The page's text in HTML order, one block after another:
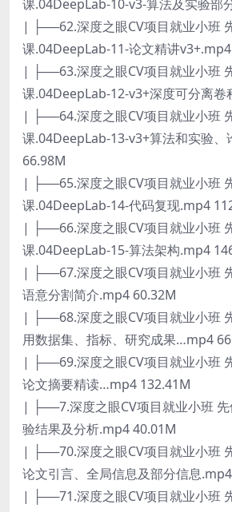
课.04DeepLab-10-v3-算法及实验部
| ├──62.深度之眼CV项目就业小班
课.04DeepLab-11-论文精讲
| ├──63.深度之眼CV项目就业小班
课.04DeepLab-12-v3+深度可分离
| ├──64.深度之眼CV项目就业小班
课.04DeepLab-13-v3+算法和实验
66.98M
| ├──65.深度之眼CV项目就业小班
课.04DeepLab-14-代码复现.mp4
| ├──66.深度之眼CV项目就业小班
课.04DeepLab-15-算法架构.mp4
| ├──67.深度之眼CV项目就业小班
语意分割简介.mp4 60.32M
| ├──68.深度之眼CV项目就业小班
用数据集、指标、研究成果…mp4
| ├──69.深度之眼CV项目就业小班
论文摘要精读…mp4 132.41M
| ├──7.深度之眼CV项目就业小班
验结果及分析.mp4 40.01M
| ├──70.深度之眼CV项目就业小班
论文引言、全局信息及部分信息
| ├──71.深度之眼CV项目就业小班